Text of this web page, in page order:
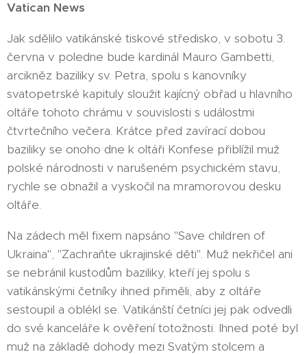
Vatican News
Jak sdělilo vatikánské tiskové středisko, v sobotu 3.
června v poledne bude kardinál Mauro Gambetti,
arcikněz baziliky sv. Petra, spolu s kanovníky
svatopetrské kapituly sloužit kajícný obřad u hlavního
oltáře tohoto chrámu v souvislosti s událostmi
čtvrtečního večera. Krátce před zavírací dobou
baziliky se onoho dne k oltáři Konfese přiblížil muž
polské národnosti v narušeném psychickém stavu,
rychle se obnažil a vyskočil na mramorovou desku
oltáře.
Na zádech měl fixem napsáno "Save children of
Ukraina", "Zachraňte ukrajinské děti". Muž nekřičel ani
se nebránil kustodům baziliky, kteří jej spolu s
vatikánskými četníky ihned přiměli, aby z oltáře
sestoupil a oblékl se. Vatikánští četníci jej pak odvedli
do své kanceláře k ověření totožnosti. Ihned poté byl
muž na základě dohody mezi Svatým stolcem a